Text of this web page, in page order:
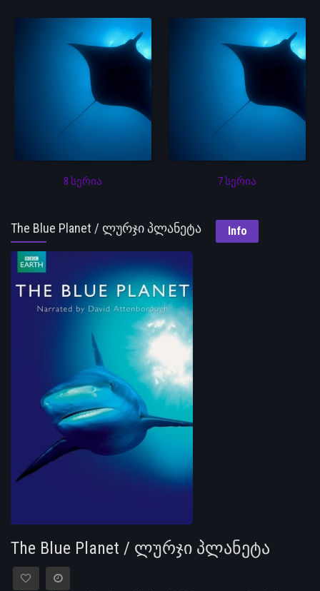
8 სერია 7 სერია
The Blue Planet / ლურჯი პლანეტა Info
The Blue Planet / ლურჯი პლანეტა